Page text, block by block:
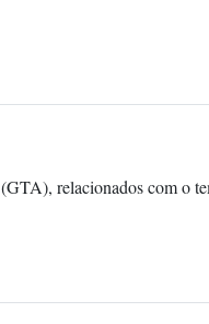
relacionados com o